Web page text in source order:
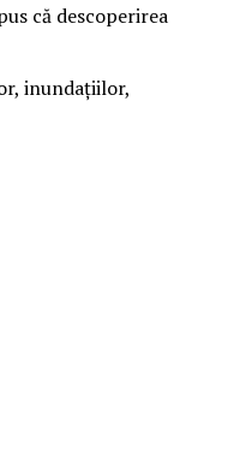
că descoperirea
inundaţiilor,